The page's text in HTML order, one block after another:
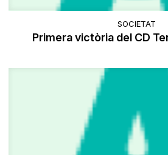
SOCIETAT
Primera victòria del CD